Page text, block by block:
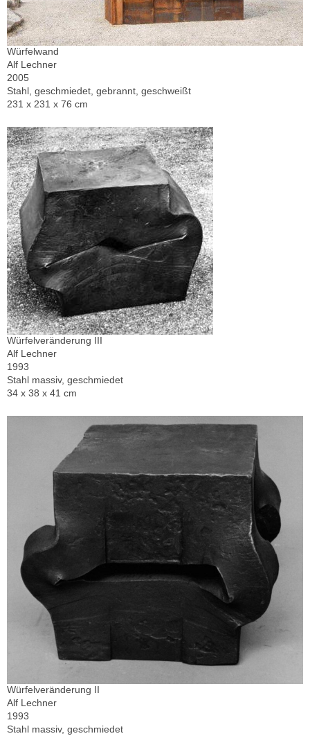
Würfelwand
Alf Lechner
2005
Stahl, geschmiedet, gebrannt, geschweißt
231 x 231 x 76 cm
Würfelveränderung III
Alf Lechner
1993
Stahl massiv, geschmiedet
34 x 38 x 41 cm
Würfelveränderung II
Alf Lechner
1993
Stahl massiv, geschmiedet